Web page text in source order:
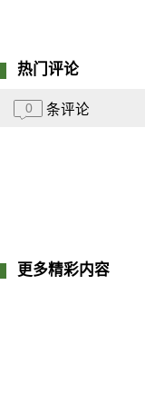
热门评论
0 条评论
更多精彩内容